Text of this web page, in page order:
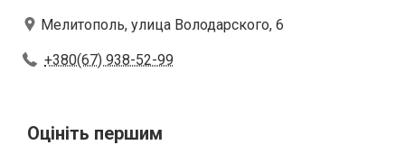
Мелитополь, улица Володарского, 6
+380(67) 938-52-99
Оцініть першим